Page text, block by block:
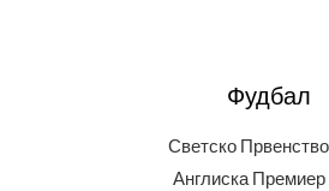
Фудбал
Светско
Англиска Премиер